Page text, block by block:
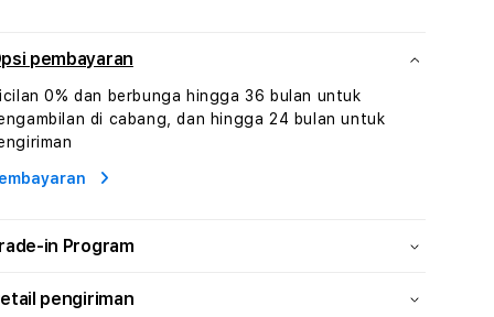
Dan
Kesejahteraan
Profesional
Kesejahteraan
Profesional
pembayaran
0% dan berbunga hingga 36 bulan untuk
di cabang, dan hingga 24 bulan untuk
in Program
pengiriman